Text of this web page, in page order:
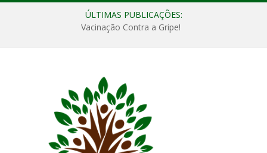
ÚLTIMAS PUBLICAÇÕES:
Vacinação Contra a Gripe!